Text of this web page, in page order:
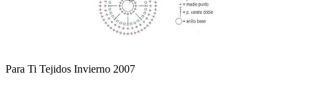
Para Ti Tejidos Invierno 2007